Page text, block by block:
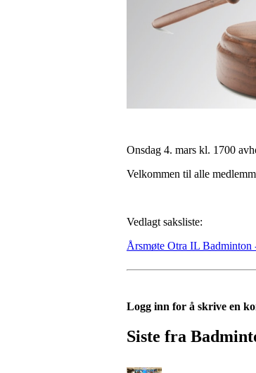
Onsdag 4. mars kl. 1700
Velkommen til alle
Vedlagt saksliste:
Årsmøte Otra IL
Logg inn for å skrive en
Siste fra